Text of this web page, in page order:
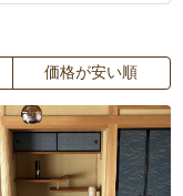
ウッドデッキ
ポーチ
り3点セット
リフォーム
価格が安い順